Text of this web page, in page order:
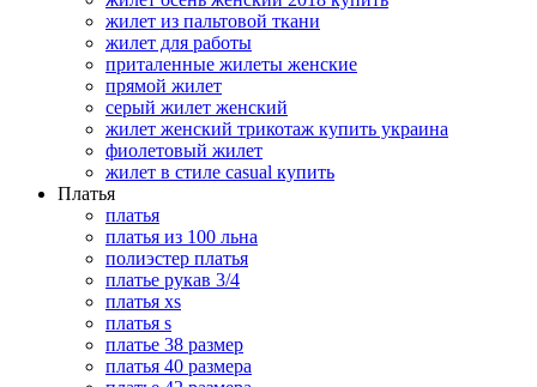
жилет из пальтовой ткани
жилет для работы
приталенные жилеты женские
прямой жилет
серый жилет женский
жилет женский трикотаж купить украина
фиолетовый жилет
жилет в стиле casual купить
Платья
платья
платья из 100 льна
полиэстер платья
платье рукав 3/4
платья xs
платья s
платье 38 размер
платья 40 размера